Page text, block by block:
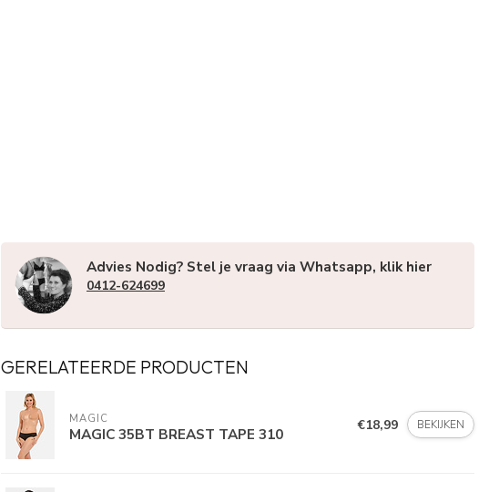
Advies Nodig? Stel je vraag via Whatsapp, klik hier
0412-624699
GERELATEERDE PRODUCTEN
MAGIC
MAGIC 35BT BREAST TAPE 310 €18,99 BEKIJKEN